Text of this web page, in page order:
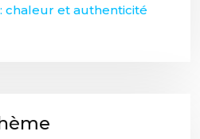
chaleur et authenticité